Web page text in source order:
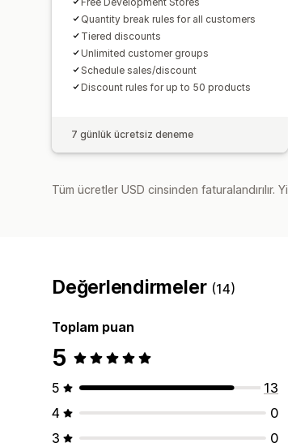
Quantity break rules for all customers
Tiered discounts
Unlimited customer groups
Schedule sales/discount
Discount rules for up to 50 products
7 günlük ücretsiz deneme
Tüm ücretler USD cinsinden faturalandırılır.
Değerlendirmeler (14)
Toplam puan
5
5
13
4
0
3
0